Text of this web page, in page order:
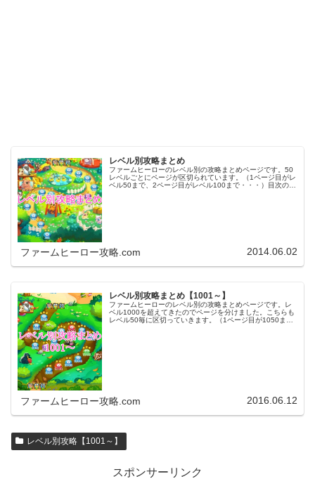
レベル別攻略まとめ
ファームヒーローのレベル別の攻略まとめページです。50
レベルごとにページが区切られています。（1ページ目がレ
ベル50まで、2ページ目がレベル100まで・・・）目次のリ
ファームヒーロー攻略.com 2014.06.02
レベル別攻略まとめ【1001～】
ファームヒーローのレベル別の攻略まとめページです。レ
ベル1000を超えてきたのでページを分けました。こちらも
レベル50毎に区切っていきます。（1ページ目が1050ま
ファームヒーロー攻略.com 2016.06.12
レベル別攻略【1001～】
スポンサーリンク